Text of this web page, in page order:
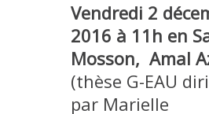
PUBLICATIONS SUR HAL
Vendredi 2
2016 à 11h en
Mosson, Amal
(thèse G-EAU
par Marielle